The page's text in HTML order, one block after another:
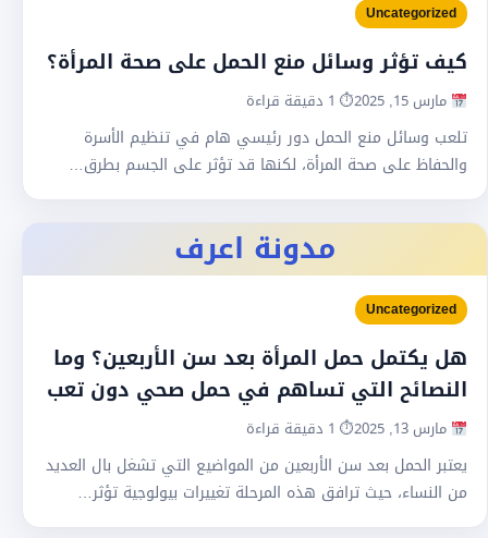
Uncategorized
كيف تؤثر وسائل منع الحمل على صحة المرأة؟
مارس 15, 2025 ⏱ 1 دقيقة قراءة
تلعب وسائل منع الحمل دور رئيسي هام في تنظيم الأسرة
والحفاظ على صحة المرأة، لكنها قد تؤثر على الجسم بطرق…
مدونة اعرف
Uncategorized
هل يكتمل حمل المرأة بعد سن الأربعين؟ وما
النصائح التي تساهم في حمل صحي دون تعب
مارس 13, 2025 ⏱ 1 دقيقة قراءة
يعتبر الحمل بعد سن الأربعين من المواضيع التي تشغل بال العديد
من النساء، حيث ترافق هذه المرحلة تغييرات بيولوجية تؤثر…